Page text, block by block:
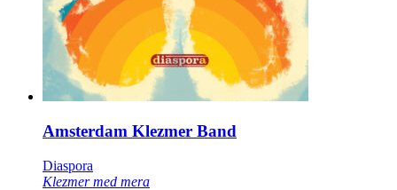
Amsterdam Klezmer Band
Diaspora
Klezmer med mera